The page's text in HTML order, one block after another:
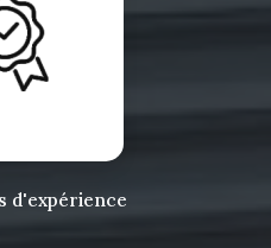
d'expérience